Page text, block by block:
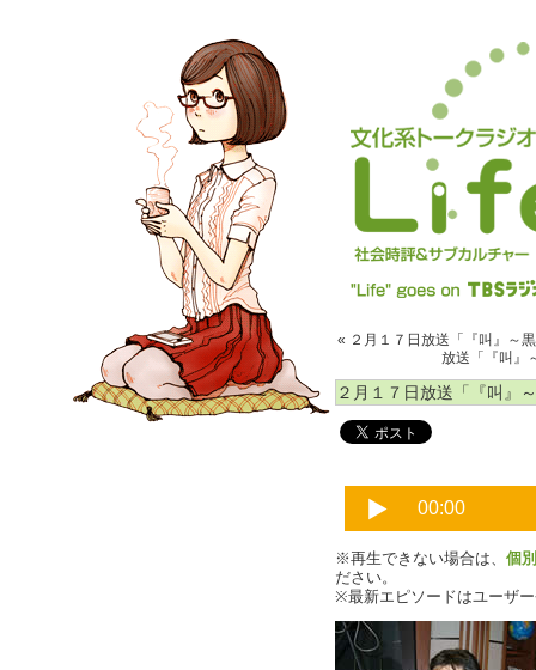
« ２月１７日放送「『叫』～
放送「『叫』
２月１７日放送「『叫』
※再生できない場合は、 個
ださい。
※最新エピソードはユーザ